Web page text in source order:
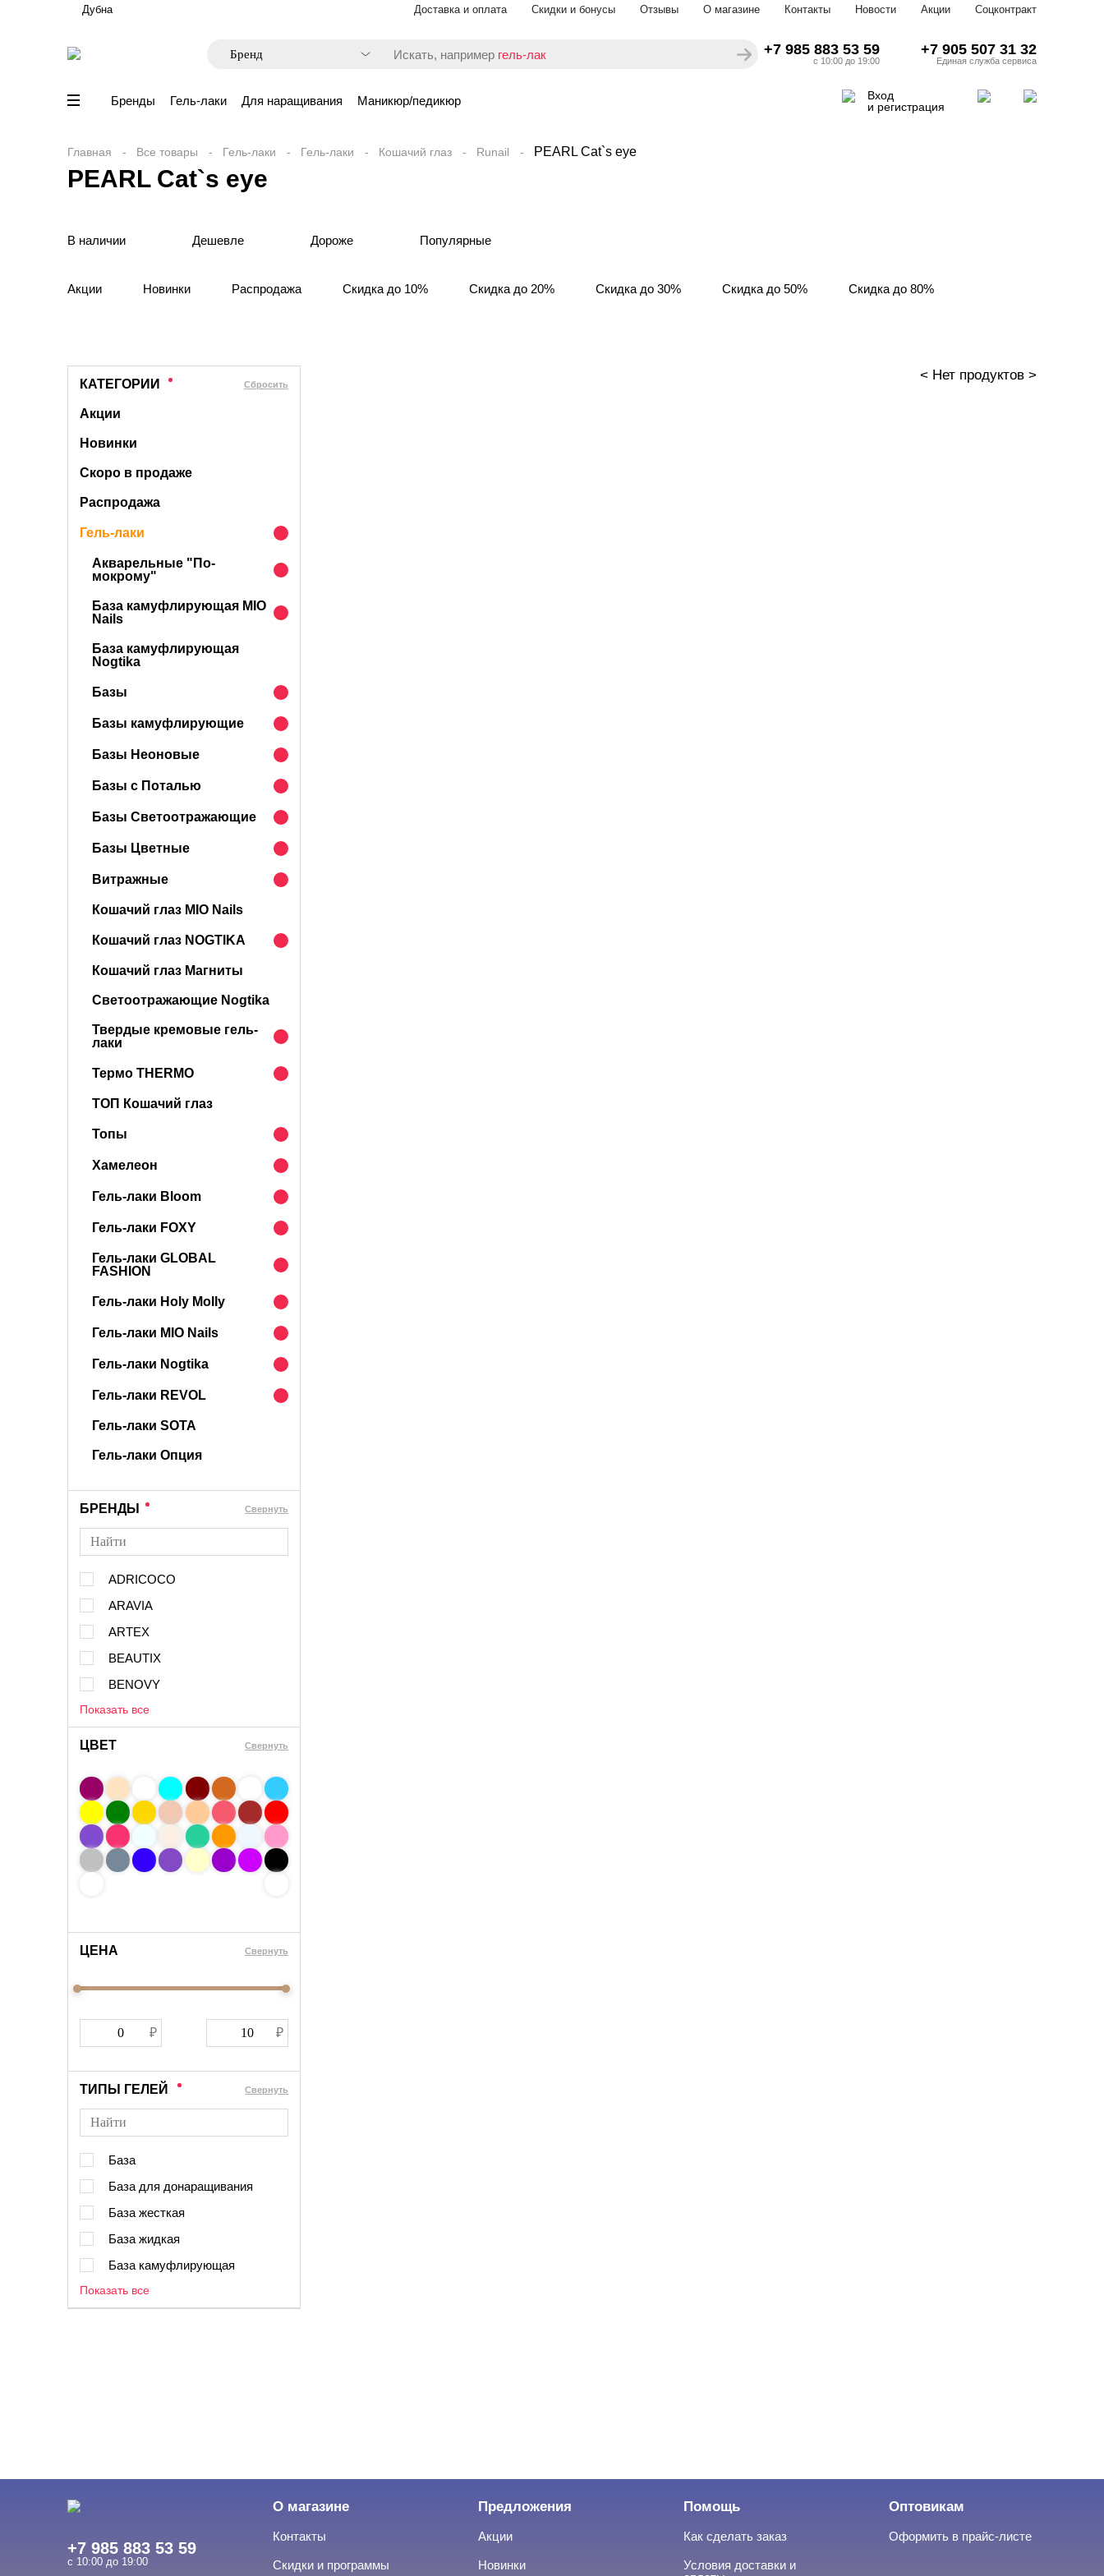
Дубна Доставка и оплата Скидки и бонусы Отзывы О магазине Контакты Новости Акции Соцконтракт
Искать, например гель-лак +7 985 883 53 59
с 10:00 до 19:00
+7 905 507 31 32
Единая служба сервиса
Бренды Гель-лаки Для наращивания Маникюр/педикюр
Вход
и регистрация
Главная Все товары Гель-лаки Гель-лаки Кошачий глаз Runail PEARL Сat`s eye
PEARL Сat`s eye
В наличии Дешевле Дороже Популярные
Акции Новинки Распродажа Скидка до 10% Скидка до 20% Скидка до 30% Скидка до 50% Скидка до 80%
КАТЕГОРИИ Cбросить
Акции
Новинки
Скоро в продаже
Распродажа
Гель-лаки
Акварельные "По-
мокрому"
База камуфлирующая MIO
Nails
База камуфлирующая
Nogtika
Базы
Базы камуфлирующие
Базы Неоновые
Базы с Поталью
Базы Светоотражающие
Базы Цветные
Витражные
Кошачий глаз MIO Nails
Кошачий глаз NOGTIKA
Кошачий глаз Магниты
Светоотражающие Nogtika
Твердые кремовые гель-
лаки
Термо THERMO
ТОП Кошачий глаз
Топы
Хамелеон
Гель-лаки Bloom
Гель-лаки FOXY
Гель-лаки GLOBAL
FASHION
Гель-лаки Holy Molly
Гель-лаки MIO Nails
Гель-лаки Nogtika
Гель-лаки REVOL
Гель-лаки SOTA
Гель-лаки Опция
БРЕНДЫ Cвернуть
ADRICOCO
ARAVIA
ARTEX
BEAUTIX
BENOVY
Показать все
ЦВЕТ Свернуть
ЦЕНА Cвернуть
ТИПЫ ГЕЛЕЙ Cвернуть
База
База для донаращивания
База жесткая
База жидкая
База камуфлирующая
Показать все
< Нет продуктов >
+7 985 883 53 59
с 10:00 до 19:00
О магазине
Контакты
Скидки и программы
Предложения
Акции
Новинки
Помощь
Как сделать заказ
Условия доставки и
Оптовикам
Оформить в прайс-листе